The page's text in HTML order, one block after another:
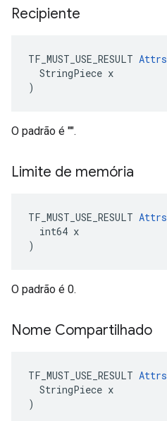
Recipiente
TF_MUST_USE_RESULT Attrs
  StringPiece x
)
O padrão é "".
Limite de memória
TF_MUST_USE_RESULT Attrs
  int64 x
)
O padrão é 0.
Nome Compartilhado
TF_MUST_USE_RESULT Attrs
  StringPiece x
)